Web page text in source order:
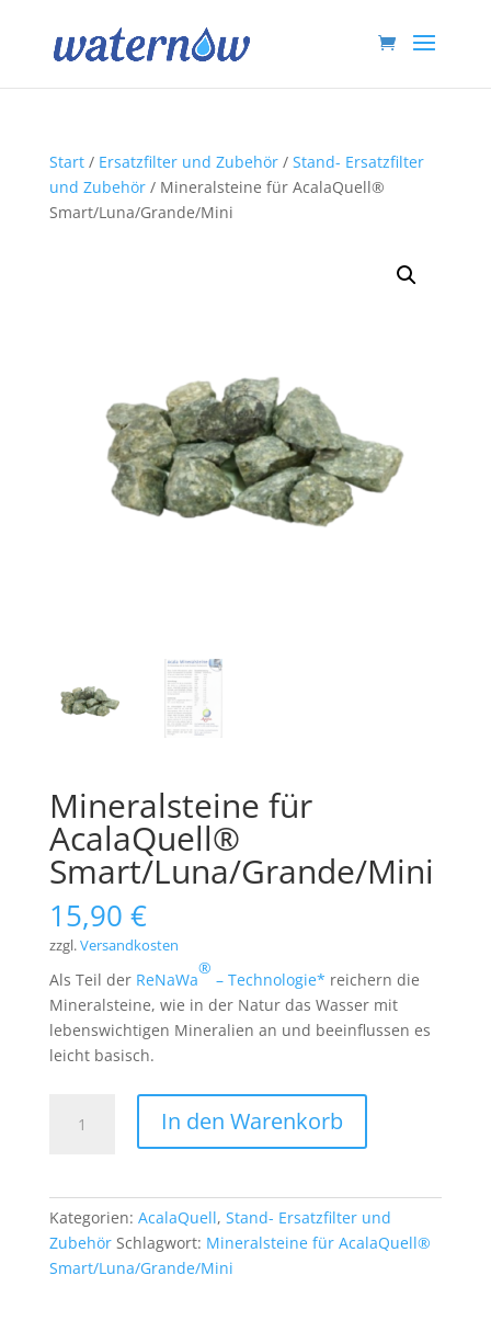
Start/ Ersatzfilter und Zubehör/ Stand- Ersatzfilter
und Zubehör/ Mineralsteine für AcalaQuell®
Smart/Luna/Grande/Mini
Mineralsteine für
AcalaQuell®
Smart/Luna/Grande/Mini
15,90 €
zzgl.Versandkosten
Als Teil der ReNaWa
®
– Technologie* reichern die
Mineralsteine, wie in der Natur das Wasser mit
lebenswichtigen Mineralien an und beeinflussen es
leicht basisch.
AcalaQuell®
In den Warenkorb
Kategorien: AcalaQuell, Stand- Ersatzfilter und
Zubehör Schlagwort: Mineralsteine für AcalaQuell®
Smart/Luna/Grande/Mini